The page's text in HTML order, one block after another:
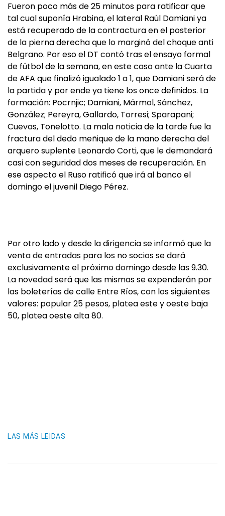
Fueron poco más de 25 minutos para ratificar que
tal cual suponía Hrabina, el lateral Raúl Damiani ya
está recuperado de la contractura en el posterior
de la pierna derecha que lo marginó del choque anti
Belgrano. Por eso el DT contó tras el ensayo formal
de fútbol de la semana, en este caso ante la Cuarta
de AFA que finalizó igualado 1 a 1, que Damiani será de
la partida y por ende ya tiene los once definidos. La
formación: Pocrnjic; Damiani, Mármol, Sánchez,
González; Pereyra, Gallardo, Torresi; Sparapani;
Cuevas, Tonelotto. La mala noticia de la tarde fue la
fractura del dedo meñique de la mano derecha del
arquero suplente Leonardo Corti, que le demandará
casi con seguridad dos meses de recuperación. En
ese aspecto el Ruso ratificó que irá al banco el
domingo el juvenil Diego Pérez.
Por otro lado y desde la dirigencia se informó que la
venta de entradas para los no socios se dará
exclusivamente el próximo domingo desde las 9.30.
La novedad será que las mismas se expenderán por
las boleterías de calle Entre Ríos, con los siguientes
valores: popular 25 pesos, platea este y oeste baja
50, platea oeste alta 80.
LAS MÁS LEIDAS